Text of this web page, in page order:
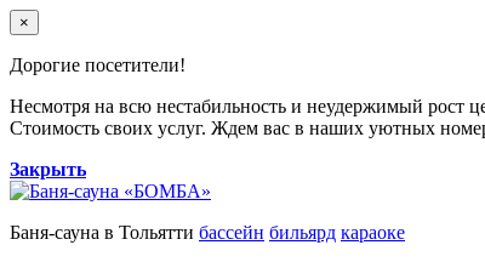
×
Дорогие посетители!
Несмотря на всю нестабильность и неудержимый рост
Стоимость своих услуг. Ждем вас в наших уютных
Закрыть
Баня-сауна в Тольятти бассейн бильярд караоке